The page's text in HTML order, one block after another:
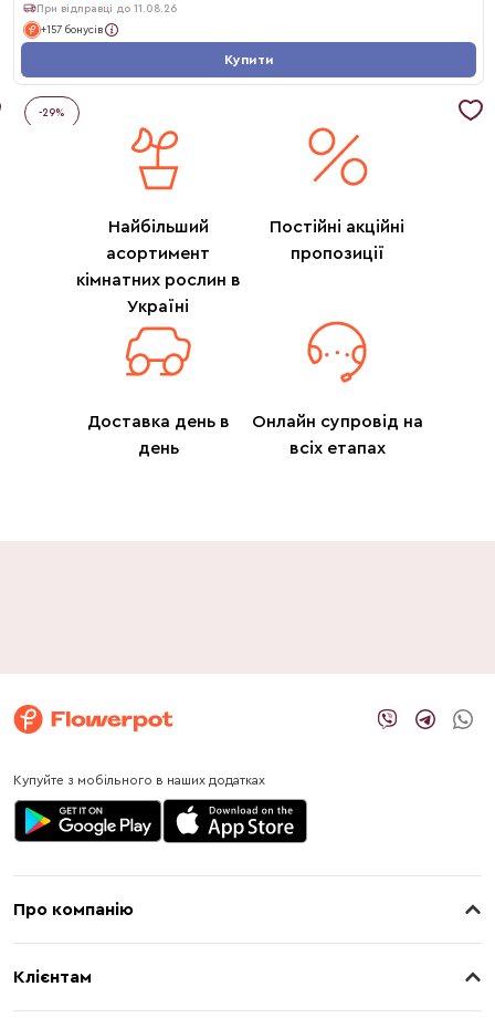
При відправці до 11.08.26
+157 бонусів
Купити
-29%
Найбільший
асортимент
кімнатних рослин в
Україні
Постійні акційні
пропозиції
Доставка день в
день
Онлайн супровід на
всіх етапах
Купуйте з мобільного в наших додатках
Про компанію
Клієнтам